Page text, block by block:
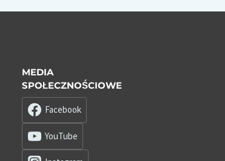
MEDIA
SPOŁECZNOŚCIOWE
Facebook
YouTube